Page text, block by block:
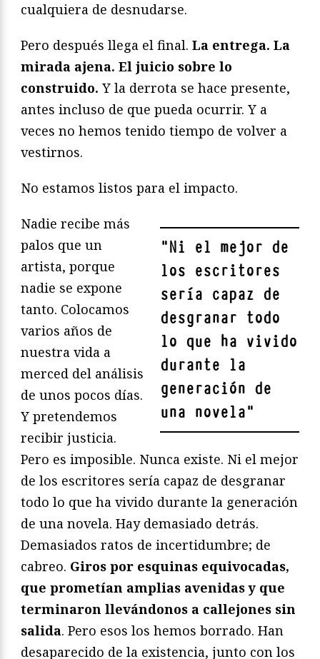
cualquiera de desnudarse.
Pero después llega el final. La entrega. La
mirada ajena. El juicio sobre lo
construido. Y la derrota se hace presente,
antes incluso de que pueda ocurrir. Y a
veces no hemos tenido tiempo de volver a
vestirnos.
No estamos listos para el impacto.
"Ni el mejor de
los escritores
sería capaz de
desgranar todo
lo que ha vivido
durante la
generación de
una novela"
Nadie recibe más
palos que un
artista, porque
nadie se expone
tanto. Colocamos
varios años de
nuestra vida a
merced del análisis
de unos pocos días.
Y pretendemos
recibir justicia.
Pero es imposible. Nunca existe. Ni el mejor
de los escritores sería capaz de desgranar
todo lo que ha vivido durante la generación
de una novela. Hay demasiado detrás.
Demasiados ratos de incertidumbre; de
cabreo. Giros por esquinas equivocadas,
que prometían amplias avenidas y que
terminaron llevándonos a callejones sin
salida. Pero esos los hemos borrado. Han
desaparecido de la existencia, junto con los